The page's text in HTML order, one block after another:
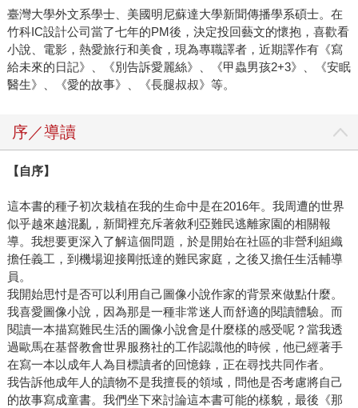
臺灣大學外文系學士、美國明尼蘇達大學新聞傳播學系碩士。在
竹科IC設計公司當了七年的PM後，決定投回藝文的懷抱，喜歡看
小說、電影，熱愛旅行和美食，現為專職譯者，近期譯作有《寫
給未來的日記》、《別告訴愛麗絲》、《甲蟲男孩2+3》、《安眠
醫生》、《愛的故事》、《長腿叔叔》等。
序／導讀
【自序】
這本書的種子初次栽植在我的生命中是在2016年。我周遭的世界
似乎越來越混亂，新聞裡充斥著敘利亞難民逃離家園的相關報
導。我想要更深入了解這個問題，於是開始在社區的非營利組織
擔任義工，到機場迎接剛抵達的難民家庭，之後又擔任生活輔導
員。
我開始思忖是否可以利用自己圖像小說作家的背景來做點什麼。
我喜愛圖像小說，因為那是一種非常迷人而舒適的閱讀體驗。而
閱讀一本描寫難民生活的圖像小說會是什麼樣的感受呢？當我透
過歐馬在基督教會世界服務社的工作認識他的時候，他已經著手
在寫一本以成年人為目標讀者的回憶錄，正在尋找共同作者。
我告訴他成年人的讀物不是我擅長的領域，問他是否考慮將自己
的故事寫成童書。我們坐下來討論這本書可能的樣貌，最後《那